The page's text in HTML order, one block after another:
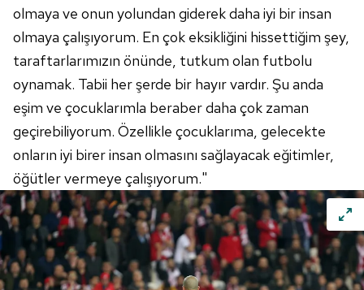
olmaya ve onun yolundan giderek daha iyi bir insan
olmaya çalışıyorum. En çok eksikliğini hissettiğim şey,
taraftarlarımızın önünde, tutkum olan futbolu
oynamak. Tabii her şerde bir hayır vardır. Şu anda
eşim ve çocuklarımla beraber daha çok zaman
geçirebiliyorum. Özellikle çocuklarıma, gelecekte
onların iyi birer insan olmasını sağlayacak eğitimler,
öğütler vermeye çalışıyorum."